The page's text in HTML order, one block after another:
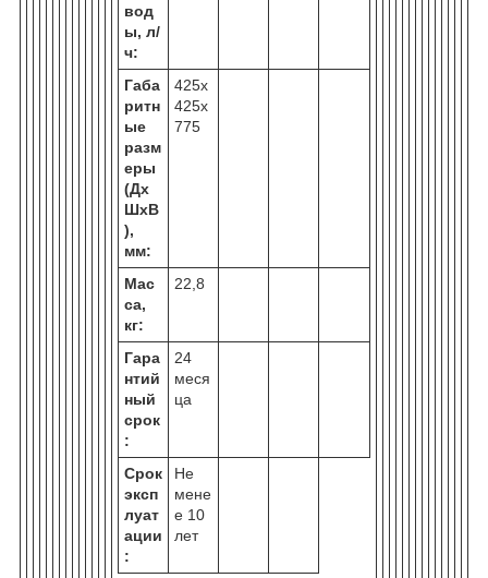
вод
ы, л/
ч:
Габа
ритн
ые
разм
еры
(Дх
ШхВ
),
мм:
425х
425х
775
Мас
са,
кг:
22,8
Гара
нтий
ный
срок
:
24
меся
ца
Срок
эксп
луат
ации
:
Не
мене
е 10
лет